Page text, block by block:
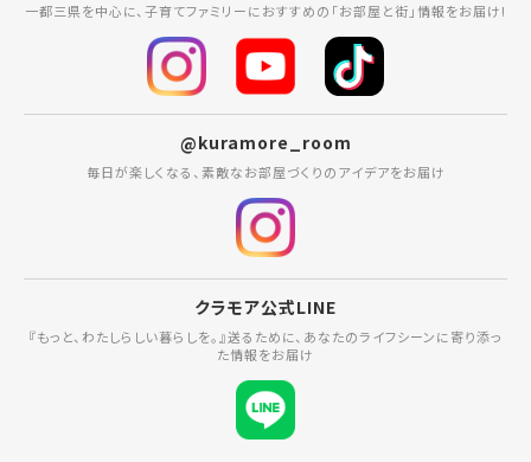
一都三県を中心に、子育てファミリーにおすすめの「お部屋と街」情報をお届け!
@kuramore_room
毎日が楽しくなる、素敵なお部屋づくりのアイデアをお届け
クラモア公式LINE
『もっと、わたしらしい暮らしを。』送るために、あなたのライフシーンに寄り添っ
た情報をお届け